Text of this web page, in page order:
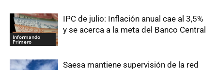
Informando
Primero
IPC de julio: Inflación anual cae al 3,5%
y se acerca a la meta del Banco Central
Saesa mantiene supervisión de la red